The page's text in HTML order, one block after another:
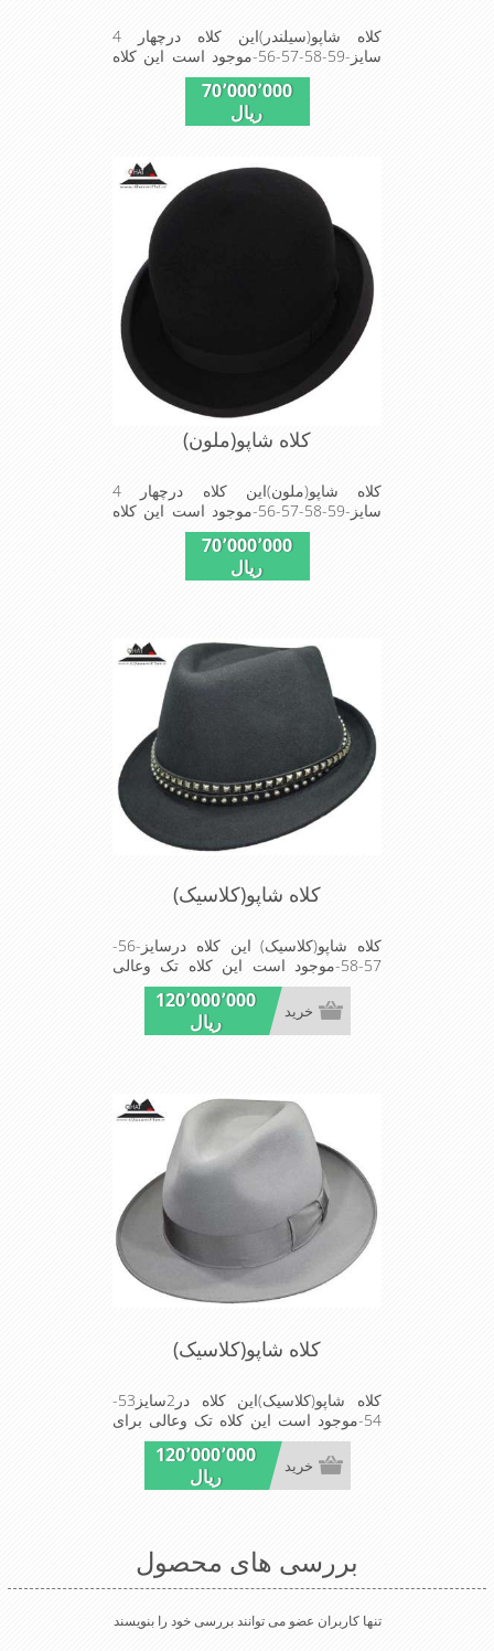
کلاه شاپو(سیلندر)این کلاه درچهار 4
سایز-59-58-57-56-موجود است این کلاه
تک وعالی برای مهمانی است
70٬000٬000
ریال
کلاه شاپو(ملون)
کلاه شاپو(ملون)این کلاه درچهار 4
سایز-59-58-57-56-موجود است این کلاه
تک وعالی برای مهمانی است
70٬000٬000
ریال
کلاه شاپو(کلاسیک)
کلاه شاپو(کلاسیک) این کلاه درسایز-56-
57-58-موجود است این کلاه تک وعالی
برای مهمانی است
120٬000٬000
ریال
خرید
کلاه شاپو(کلاسیک)
کلاه شاپو(کلاسیک)این کلاه در2سایز53-
54-موجود است این کلاه تک وعالی برای
مهمانی است
120٬000٬000
ریال
خرید
بررسی های محصول
تنها کاربران عضو می توانند بررسی خود را بنویسند